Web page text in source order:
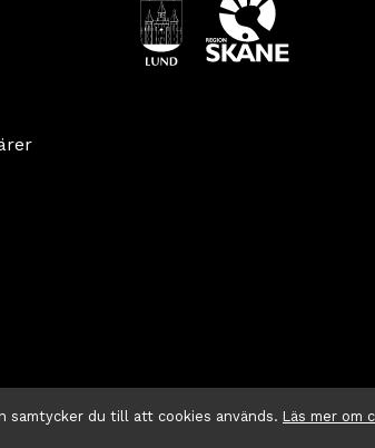
samtycker du till att cookies används. Läs mer om